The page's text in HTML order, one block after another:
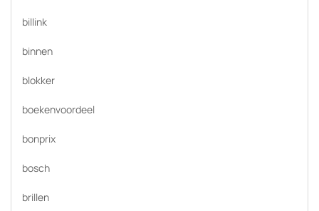
billink
binnen
blokker
boekenvoordeel
bonprix
bosch
brillen